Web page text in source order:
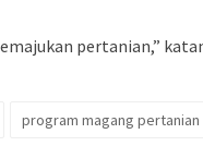
pertanian,”
program magang